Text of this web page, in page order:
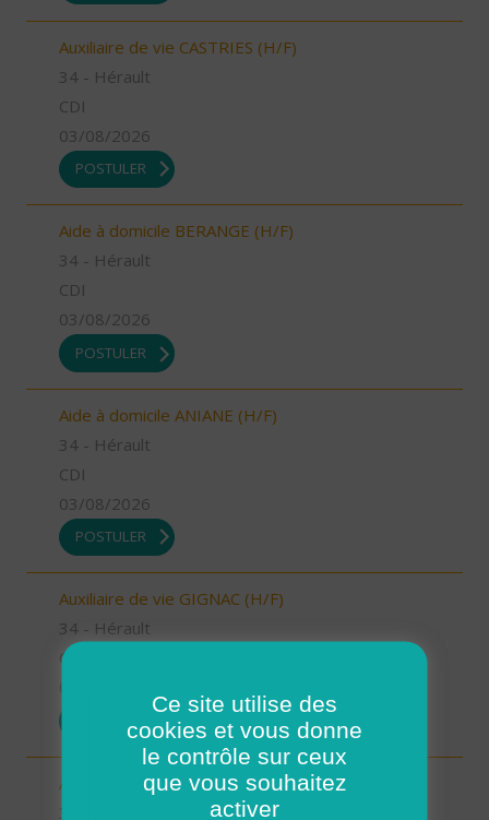
Auxiliaire de vie CASTRIES (H/F)
34 - Hérault
CDI
03/08/2026
POSTULER
Aide à domicile BERANGE (H/F)
34 - Hérault
CDI
03/08/2026
POSTULER
Aide à domicile ANIANE (H/F)
34 - Hérault
CDI
03/08/2026
POSTULER
Auxiliaire de vie GIGNAC (H/F)
34 - Hérault
CDI
Aide à domicile MEJEAN (H/F)
Ce site utilise des
cookies et vous donne
le contrôle sur ceux
que vous souhaitez
activer